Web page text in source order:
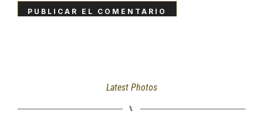
Latest Photos
⑊